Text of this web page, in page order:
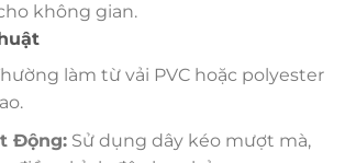
không gian.
làm từ vải PVC hoặc polyester
Động:Sử dụng dây kéo mượt mà,